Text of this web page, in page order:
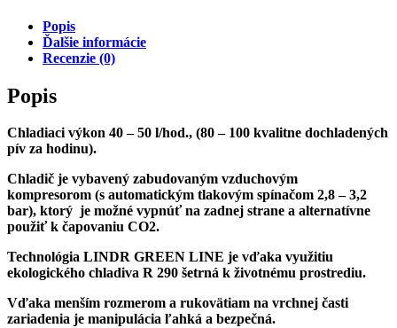
Popis
Ďalšie informácie
Recenzie (0)
Popis
Chladiaci výkon 40 – 50 l/hod., (80– 100 kvalitne dochladených
pív za hodinu).
Chladič je vybavený zabudovaným vzduchovým
kompresorom (s automatickým tlakovým spínačom 2,8 – 3,2
bar), ktorý je možné vypnúť na zadnej strane a alternatívne
použiť k čapovaniu CO2.
Technológia LINDR GREEN LINE je vďaka využitiu
ekologického chladiva R 290 šetrná k životnému prostrediu.
Vďaka menším rozmerom a rukovätiam na vrchnej časti
zariadenia je manipulácia ľahká a bezpečná.